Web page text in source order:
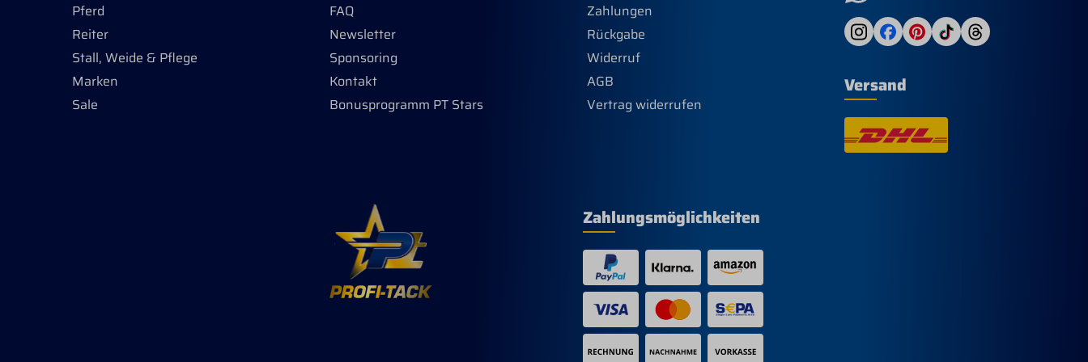
Pferd
Reiter
Stall, Weide & Pflege
Marken
Sale
FAQ
Newsletter
Sponsoring
Kontakt
Bonusprogramm PT Stars
Zahlungen
Rückgabe
Widerruf
AGB
Vertrag widerrufen
Versand
Zahlungsmöglichkeiten